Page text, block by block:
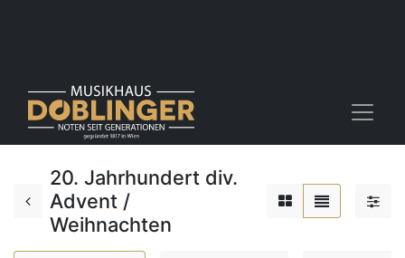
20. Jahrhundert div.
Advent /
Weihnachten